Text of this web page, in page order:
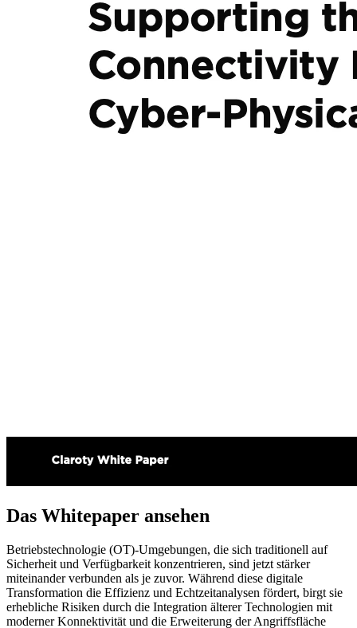
Das Whitepaper ansehen
Betriebstechnologie (OT)-Umgebungen, die sich traditionell auf
Sicherheit und Verfügbarkeit konzentrieren, sind jetzt stärker
miteinander verbunden als je zuvor. Während diese digitale
Transformation die Effizienz und Echtzeitanalysen fördert, birgt sie
erhebliche Risiken durch die Integration älterer Technologien mit
moderner Konnektivität und die Erweiterung der Angriffsfläche